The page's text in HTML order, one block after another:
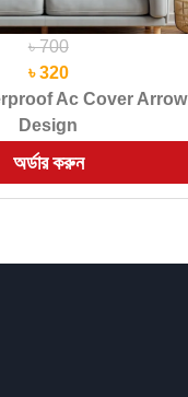
৳ 700
৳ 320
Ac Cover Arrow
Design